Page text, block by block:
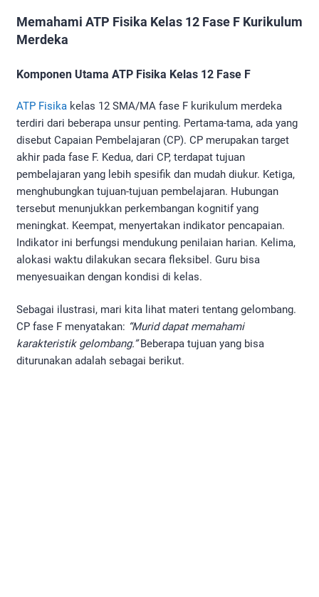
Memahami ATP Fisika Kelas 12 Fase F Kurikulum
Merdeka
Komponen Utama ATP Fisika Kelas 12 Fase F
ATP Fisika kelas 12 SMA/MA fase F kurikulum merdeka
terdiri dari beberapa unsur penting. Pertama-tama, ada yang
disebut Capaian Pembelajaran (CP). CP merupakan target
akhir pada fase F. Kedua, dari CP, terdapat tujuan
pembelajaran yang lebih spesifik dan mudah diukur. Ketiga,
menghubungkan tujuan-tujuan pembelajaran. Hubungan
tersebut menunjukkan perkembangan kognitif yang
meningkat. Keempat, menyertakan indikator pencapaian.
Indikator ini berfungsi mendukung penilaian harian. Kelima,
alokasi waktu dilakukan secara fleksibel. Guru bisa
menyesuaikan dengan kondisi di kelas.
Sebagai ilustrasi, mari kita lihat materi tentang gelombang.
CP fase F menyatakan: “Murid dapat memahami
karakteristik gelombang.”Beberapa tujuan yang bisa
diturunakan adalah sebagai berikut.